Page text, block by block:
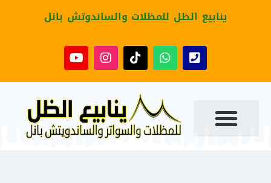
ينابيع الظل للمظلات والساندوتش بانل